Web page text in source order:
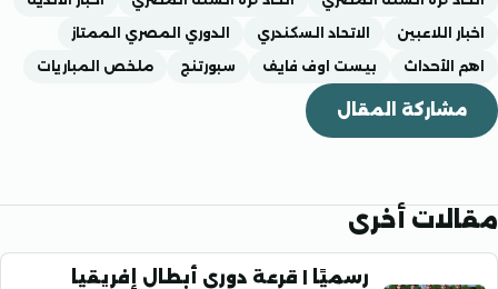
اللاعبين
الاتحاد السكندري
الدوري المصري الممتاز
بيست اوف فايف سبورتنج ملخص المباريات
المقال
أخرى
رسميًا | قرعة دوري أبطال إفريقيا